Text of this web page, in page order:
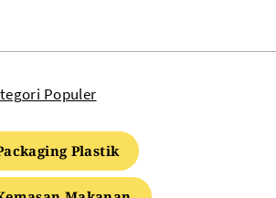
Populer
Plastik